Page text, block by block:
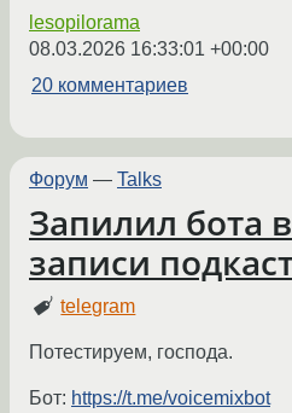
lesopilorama
08.03.2026 16:33:01 +00:00
20 комментариев
Форум — Talks
Запилил бота
записи
telegram
Потестируем, господа.
Бот: https://t.me/voicemixbot